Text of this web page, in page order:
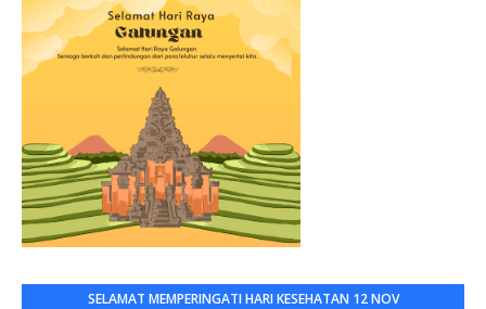
SELAMAT MEMPERINGATI HARI KESEHATAN 12 NOV